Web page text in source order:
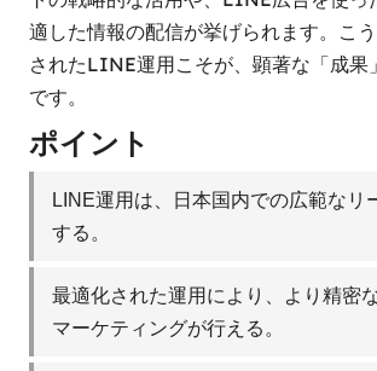
適した情報の配信が挙げられます。こう
されたLINE運用こそが、顕著な「成果
です。
ポイント
LINE運用は、日本国内での広範なリ
する。
最適化された運用により、より精密
マーケティングが行える。